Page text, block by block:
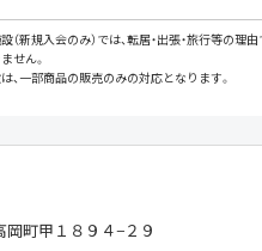
（新規入会のみ）では、転居・出張・旅行等の理
せん。
、一部商品の販売のみの対応となります。
岡町甲１８９４−２９